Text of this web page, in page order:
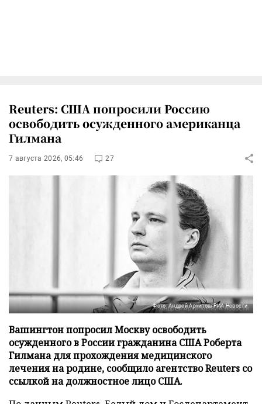
Reuters: США попросили Россию
освободить осужденного американца
Гилмана
7 августа 2026, 05:46 27
Фото: Андрей Архипов/РИА Новости
Вашингтон попросил Москву освободить
осужденного в России гражданина США Роберта
Гилмана для прохождения медицинского
лечения на родине, сообщило агентство Reuters со
ссылкой на должностное лицо США.